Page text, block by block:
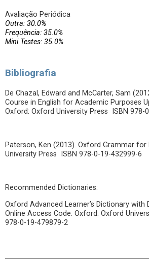
Avaliação Periódica
Outra: 30.0%
Frequência: 35.0%
Mini Testes: 35.0%
Bibliografia
De Chazal, Edward and McCarter, Sam
Course in English for Academic Purposes
Oxford: Oxford University Press ISBN 978-
Paterson, Ken (2013). Oxford Grammar for
University Press ISBN 978-0-19-432999-6
Recommended Dictionaries:
Oxford Advanced Learner’s Dictionary with
Online Access Code. Oxford: Oxford
978-0-19-479879-2